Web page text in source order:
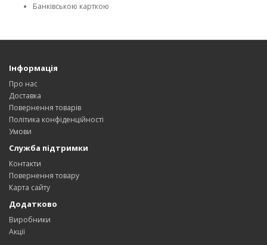
Банківською карткою
Інформація
Про нас
Доставка
Повернення товарів
Політика конфіденційності
Умови
Служба підтримки
Контакти
Повернення товару
Карта сайту
Додатково
Виробники
Акції